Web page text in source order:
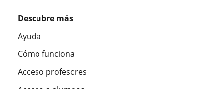
Descubre más
Ayuda
Cómo funciona
Acceso profesores